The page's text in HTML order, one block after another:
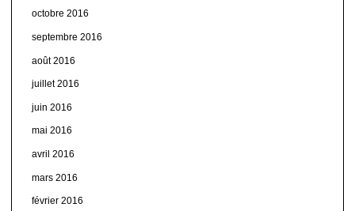
octobre 2016
septembre 2016
août 2016
juillet 2016
juin 2016
mai 2016
avril 2016
mars 2016
février 2016